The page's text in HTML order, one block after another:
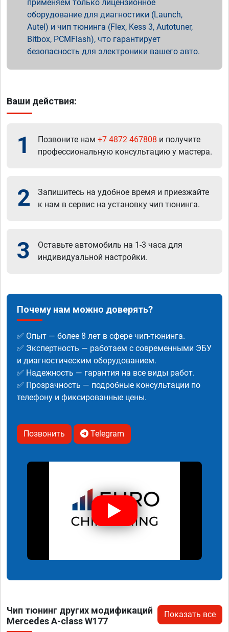
применяем только лицензионное
оборудование для диагностики (Launch,
Autel) и чип тюнинга (Flex, Kess 3, Autotuner,
Bitbox, PCMFlash), что гарантирует
безопасность для электроники вашего авто.
Ваши действия:
1 Позвоните нам +7 4872 467808 и получите
профессиональную консультацию у мастера.
2
Запишитесь на удобное время и приезжайте
к нам в сервис на установку чип тюнинга.
3
Оставьте автомобиль на 1-3 часа для
индивидуальной настройки.
Почему нам можно доверять?
✅ Опыт — более 8 лет в сфере чип-тюнинга.
✅ Экспертность — работаем с современными ЭБУ
и диагностическим оборудованием.
✅ Надежность — гарантия на все виды работ.
✅ Прозрачность — подробные консультации по
телефону и фиксированные цены.
Позвонить Telegram
Чип тюнинг других модификаций
Mercedes A-class W177
Показать все